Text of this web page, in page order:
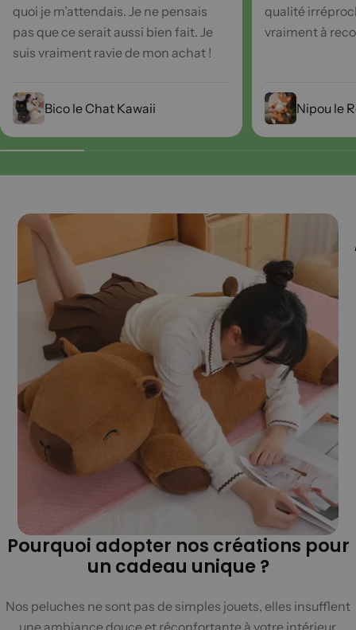
quoi je m’attendais. Je ne pensais
pas que ce serait aussi bien fait. Je
suis vraiment ravie de mon achat !
Bico le Chat Kawaii
qualité
vraiment à
Nipou le
Pourquoi adopter nos créations pour
un cadeau unique ?
Nos peluches ne sont pas de simples jouets, elles insufflent